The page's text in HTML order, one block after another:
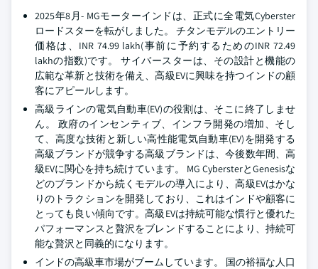
2025年8月- MGモーターインドは、正式に全電気Cyberster
ロードスターを転がしました。 チタンモデルのエントリー
価格は、INR 74.99 lakh(事前に予約するためのINR 72.49
lakhの指数)です。 サイバースターは、その設計と機能の
広範な革新と技術を備え、高級EVに興味を持つインドの顧
客にアピールします。
高級ラインの電気自動車(EV)の役割は、そこに終了しませ
ん。 政府のインセンティブ、インフラ開発の増加、そし
て、高度な技術と新しい高性能電気自動車(EV)を開発する
高級ブランドが競争する高級ブランドは、今後数年間、高
級EVに関心を持ち続けています。 MG CybersterとGenesisな
どのブランドから続くモデルの導入により、高級EVはかな
りのトラクションを開発しており、これはインドや顧客に
とっても良い傾向です。高級EVは持続可能な慣行と優れた
パフォーマンスと贅沢をブレンドすることにより、持続可
能な贅沢と同義的になります。
インドの高級車市場がブームしています。 国の裕福な人口